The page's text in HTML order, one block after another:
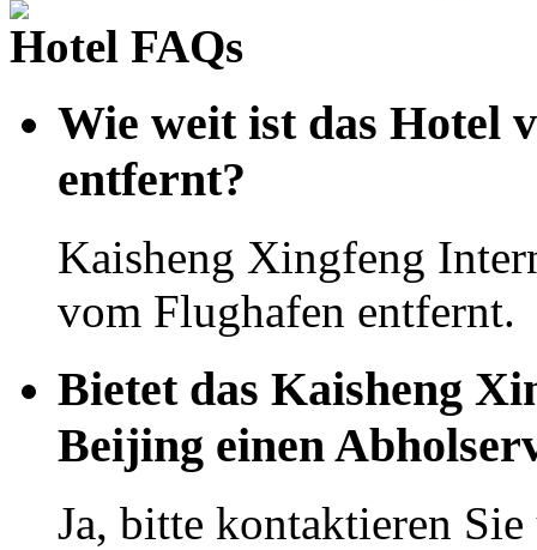
Hotel FAQs
Wie weit ist das Hotel
entfernt?
Kaisheng Xingfeng
vom Flughafen entfernt.
Bietet das Kaisheng
Beijing einen
Ja, bitte kontaktieren